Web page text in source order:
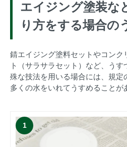
エイジング塗装な
り方をする場合の
錆エイジング塗料セットやコンク
ト（サラサラセット）など、う
殊な技法を用いる場合には、規定
多くの水をいれてうすめることが